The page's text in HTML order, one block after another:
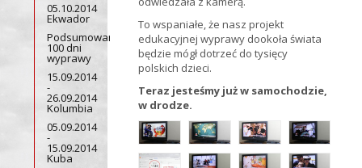
05.10.2014
Ekwador
Podsumowanie
100 dni
wyprawy
15.09.2014
-
26.09.2014
Kolumbia
05.09.2014
-
15.09.2014
Kuba
To wspaniałe, że nasz projekt
edukacyjnej wyprawy dookoła świata
będzie mógł dotrzeć do tysięcy
polskich dzieci.
Teraz jesteśmy już w samochodzie,
w drodze.